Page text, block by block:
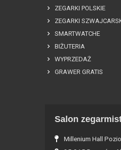
ZEGARKI POLSKIE
ZEGARKI
SMARTWATCHE
BIŻUTERIA
WYPRZEDAŻ
GRAWER GRATIS
Salon
Millenium Hall